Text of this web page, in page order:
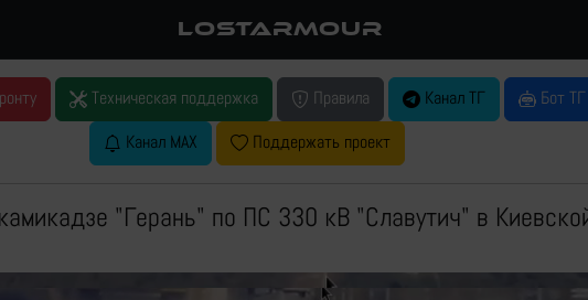
LOSTARMOUR
Техническая поддержка Правила Канал ТГ
Бот ТГ
Канал MAX
Поддержать проект
"Герань" по ПС 330 кВ "Славутич" в